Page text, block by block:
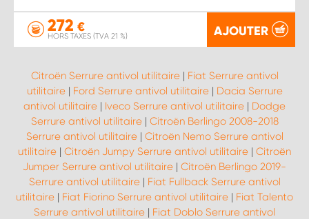
272 €
HORS TAXES (TVA 21 %) AJOUTER
Citroën Serrure antivol utilitaire| Fiat Serrure antivol
utilitaire| Ford Serrure antivol utilitaire| Dacia Serrure
antivol utilitaire | Iveco Serrure antivol utilitaire | Dodge
Serrure antivol utilitaire| Citroën Berlingo 2008-2018
Serrure antivol utilitaire| Citroën Nemo Serrure antivol
utilitaire | Citroën Jumpy Serrure antivol utilitaire | Citroën
Jumper Serrure antivol utilitaire | Citroën Berlingo 2019-
Serrure antivol utilitaire| Fiat Fullback Serrure antivol
utilitaire | Fiat Fiorino Serrure antivol utilitaire | Fiat Talento
Serrure antivol utilitaire | Fiat Doblo Serrure antivol